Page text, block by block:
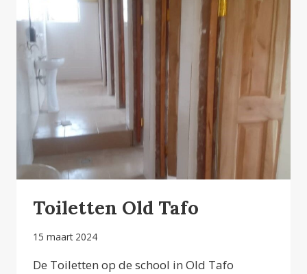
Toiletten Old Tafo
15 maart 2024
De Toiletten op de school in Old Tafo